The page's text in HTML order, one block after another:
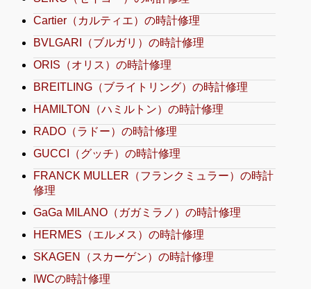
Cartier（カルティエ）の時計修理
BVLGARI（ブルガリ）の時計修理
ORIS（オリス）の時計修理
BREITLING（ブライトリング）の時計修理
HAMILTON（ハミルトン）の時計修理
RADO（ラドー）の時計修理
GUCCI（グッチ）の時計修理
FRANCK MULLER（フランクミュラー）の時計
修理
GaGa MILANO（ガガミラノ）の時計修理
HERMES（エルメス）の時計修理
SKAGEN（スカーゲン）の時計修理
IWCの時計修理